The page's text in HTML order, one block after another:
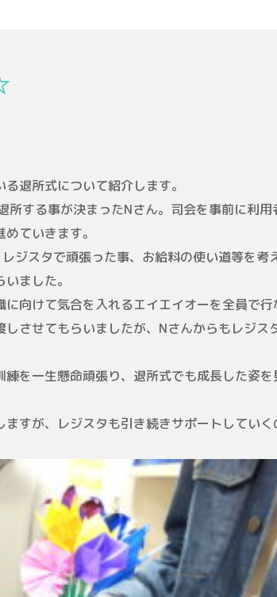
退所式について紹介します。
する事が決まったNさん。司会を事前に利用
ていきます。
ジスタで頑張った事、お給料の使い道等を考
ました。
向けて気合を入れるエイエイオーを全員で行
させてもらいましたが、Nさんからもレジス
を一生懸命頑張り、退所式でも成長した姿を
すが、レジスタも引き続きサポートしていく